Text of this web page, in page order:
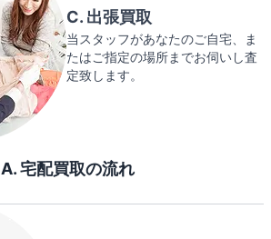
C. 出張買取
当スタッフがあなたのご自宅、ま
たはご指定の場所までお伺いし査
定致します。
A. 宅配買取の流れ